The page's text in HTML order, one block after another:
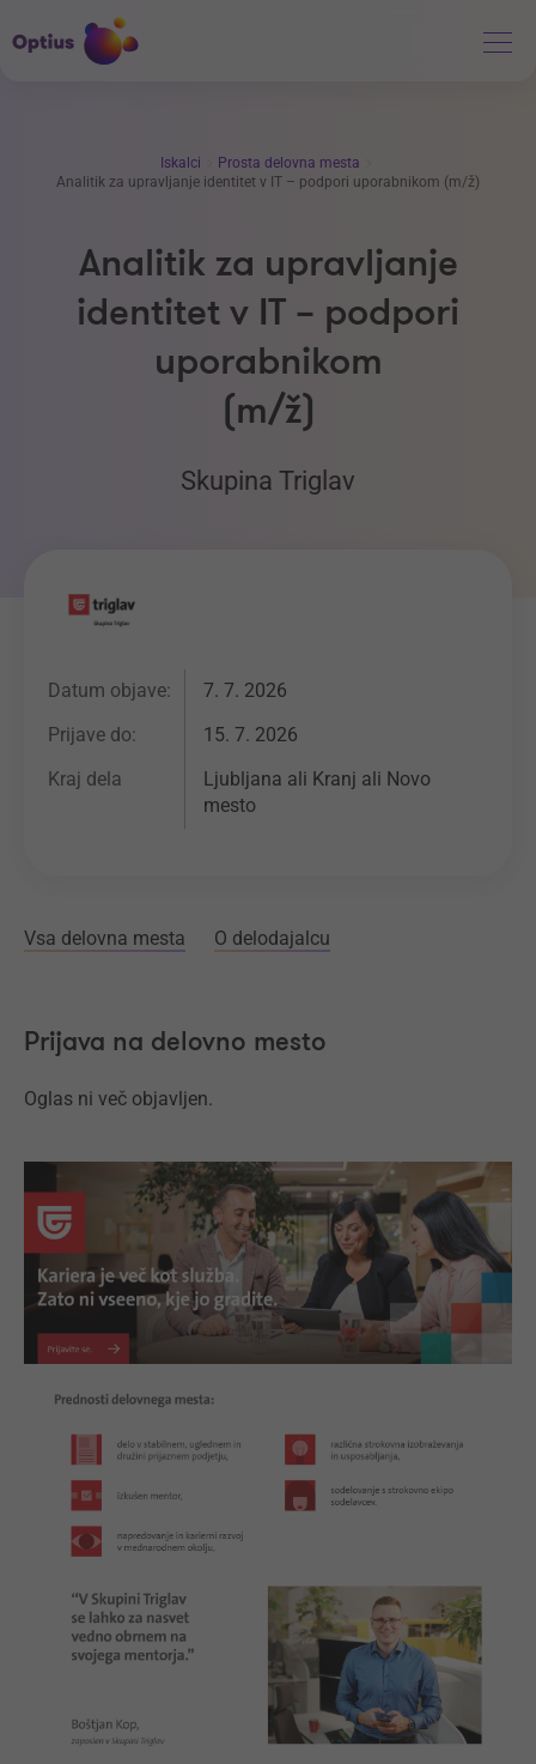
Iskalci
Prosta delovna mesta
Analitik za upravljanje identitet v IT – podpori uporabnikom (m/ž)
Analitik za upravljanje
identitet v IT – podpori
uporabnikom
(m/ž)
Skupina Triglav
Datum objave:
7. 7. 2026
Prijave do:
15. 7. 2026
Kraj dela
Ljubljana ali Kranj ali Novo
mesto
Vsa delovna mesta O delodajalcu
Prijava na delovno mesto
Oglas ni več objavljen.